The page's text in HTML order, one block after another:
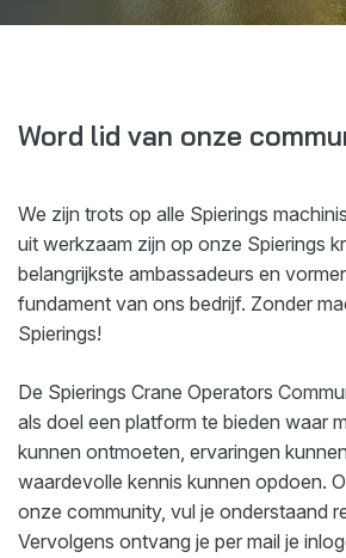
Events
My Spierings
Cookie statement
General terms and conditions
Word lid van onze
We zijn trots op alle Spierings
uit werkzaam zijn op onze Spierings
belangrijkste ambassadeurs en
fundament van ons bedrijf. Zonder
Spierings!
De Spierings Crane Operators
als doel een platform te bieden waar
kunnen ontmoeten, ervaringen
waardevolle kennis kunnen opdoen.
onze community, vul je onderstaand
Vervolgens ontvang je per mail je